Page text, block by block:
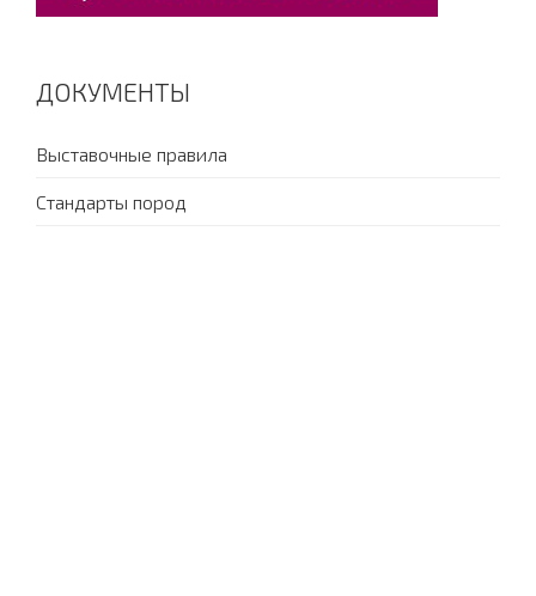
ДОКУМЕНТЫ
Выставочные правила
Стандарты пород